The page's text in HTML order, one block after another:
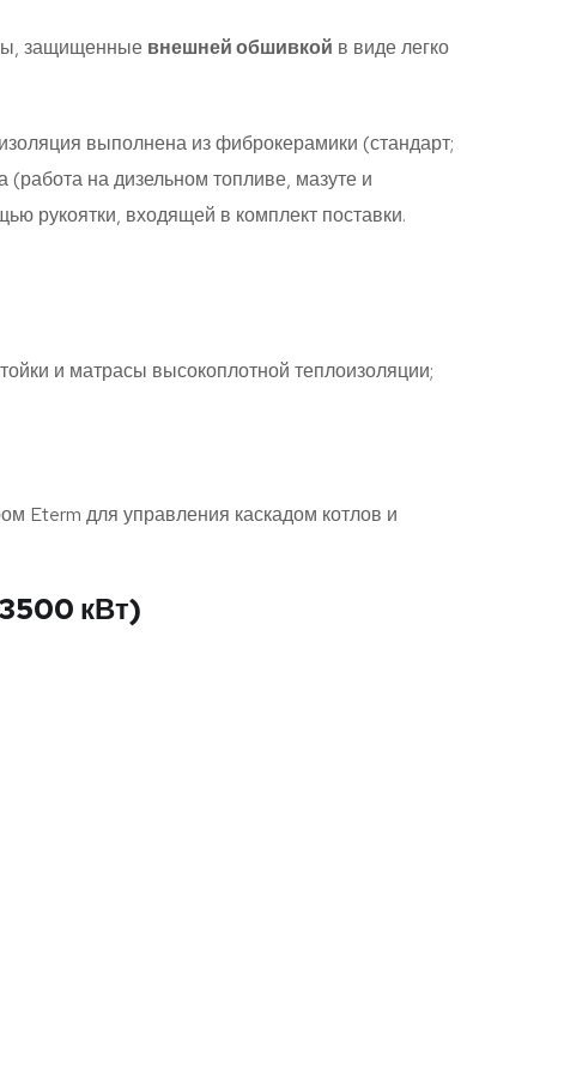
защищенные внешней обшивкой в виде легко
выполнена из фиброкерамики (стандарт;
на дизельном топливе, мазуте и
рукоятки, входящей в комплект поставки.
и матрасы высокоплотной теплоизоляции;
Eterm для управления каскадом котлов и
кВт)